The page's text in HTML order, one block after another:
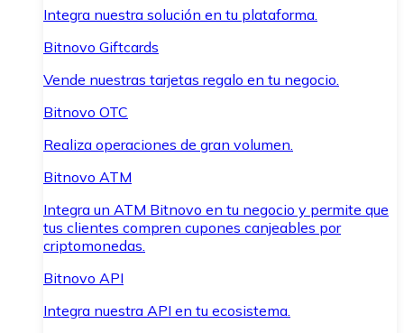
Integra nuestra solución en tu plataforma.
Bitnovo Giftcards
Vende nuestras tarjetas regalo en tu negocio.
Bitnovo OTC
Realiza operaciones de gran volumen.
Bitnovo ATM
Integra un ATM Bitnovo en tu negocio y permite que
tus clientes compren cupones canjeables por
criptomonedas.
Bitnovo API
Integra nuestra API en tu ecosistema.